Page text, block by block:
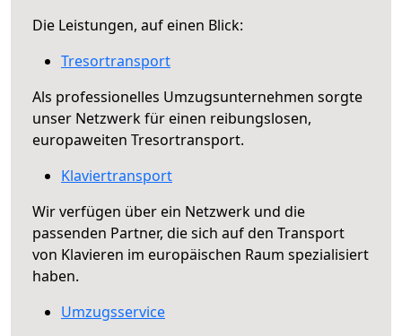
Die Leistungen, auf einen Blick:
Tresortransport
Als professionelles Umzugsunternehmen sorgte
unser Netzwerk für einen reibungslosen,
europaweiten Tresortransport.
Klaviertransport
Wir verfügen über ein Netzwerk und die
passenden Partner, die sich auf den Transport
von Klavieren im europäischen Raum spezialisiert
haben.
Umzugsservice